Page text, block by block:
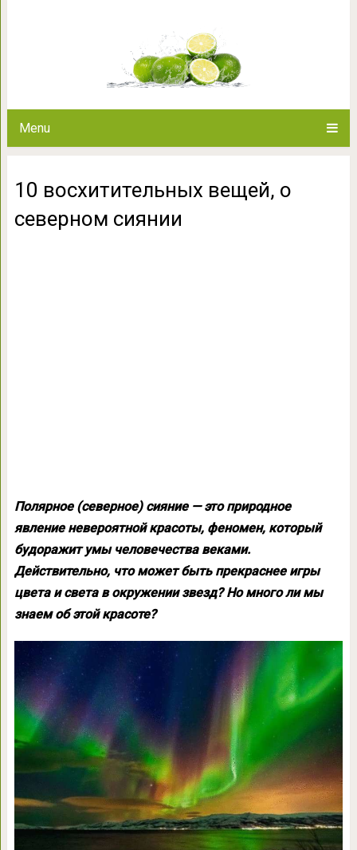
Menu
10 восхитительных вещей, о
северном сиянии
Полярное (северное) сияние — это природное
явление невероятной красоты, феномен, который
будоражит умы человечества веками.
Действительно, что может быть прекраснее игры
цвета и света в окружении звезд? Но много ли мы
знаем об этой красоте?